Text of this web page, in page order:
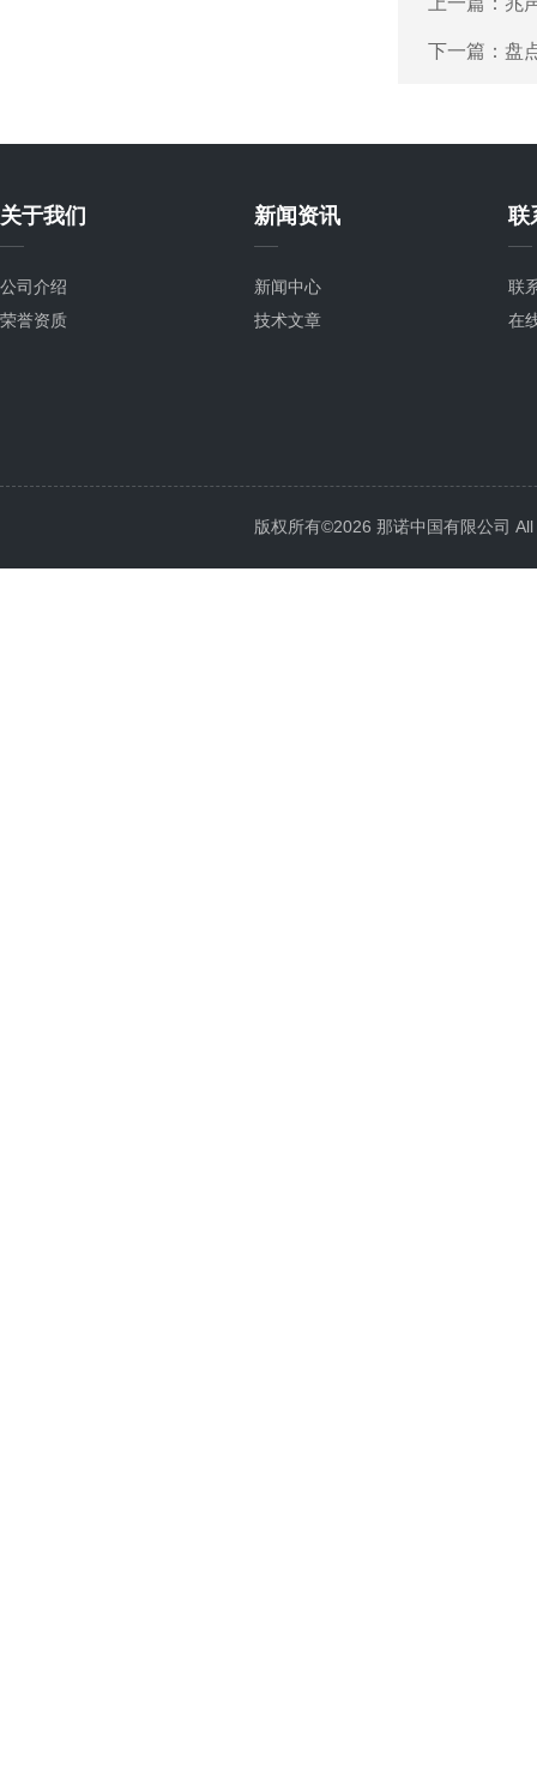
下一篇： 盘
关于我们
公司介绍
荣誉资质
新闻资讯
新闻中心
技术文章
联
联
在
版权所有©2026 那诺中国有限公司